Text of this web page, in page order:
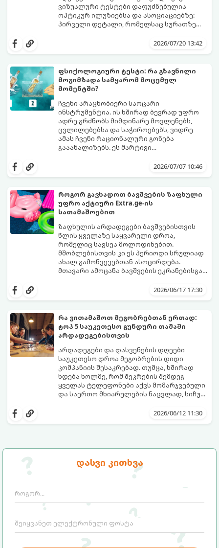
დასვი კითხვა
ვიზუალური ტესტები დაფუძნებულია
ოპტიკურ ილუზიებსა და ასოციაციებზე:
პირველი დეტალი, რომელსაც სურათზე
პიროვნების ფარულ მხარეებზე,2026/07/20 13:42
ფსიქოლოგიური ტესტი: რა გზავნილი
მოგიმზადა სამყარომ მოცემულ
მომენტში?
ჩვენი არაცნობიერი საოცარი
ინსტრუმენტია. ის ხშირად ბევრად უფრო
ადრე გრძნობს მიმდინარე მოვლენებს,
ცვლილებებსა და საჭიროებებს, ვიდრე
ამას ჩვენი რაციონალური გონება
გააანალიზებს. ეს მარტივი
ასოციაციურ აღქმაზეა დაფუძნებული,
თქვენთვის ცხოვრების ამ ეტაპზე.
აირჩიეთ სამი წერილიდან ის ერთი,
2026/07/07 10:46
როგორ გავხადოთ ბავშვების ზაფხული
უფრო აქტიური Extra.ge-ის
სათამაშოებით
ზაფხულის არდადეგები ბავშვებისთვის
წლის ყველაზე საყვარელი დროა,
რომელიც სავსეა მოლოდინებით.
მშობლებისთვის კი ეს პერიოდი სრულიად
ახალ გამოწვევებთან ასოცირდება.
მთავარი ამოცანა ბავშვების ეკრანებისგან
მიმართვაა. მნიშვნელოვანია მათთვის
ჯანსაღი რუტინა დასვენების დღეებშიც
აუცილებელია.
მარკეტფლეისი საქართველოში,
დაგეხმარებათ. აქ ყველა ასაკისა და
ინტერესის მქონე ბავშვისთვის მოიძებნება
იდეალური გასართობი საშუალება.
2026/06/17 17:30
რა ვითამაშოთ მეგობრებთან ერთად:
ტოპ 5 საუკეთესო გუნდური თამაში
არდადეგებისთვის
არდადეგები და დასვენების დღეები
საუკეთესო დროა მეგობრების დიდი
კომპანიის შესაკრებად. თუმცა, ხშირად
ხდება ხოლმე, რომ შეკრების შემდეგ
ყველას ტელეფონები აქვს მომარჯვებული
და საერთო მხიარულების ნაცვლად, სიჩუმე
დასაღწევად და ნამდვილი, ცოცხალი
იუმორით სავსე აქტივობები მეგობრებს
თქვენს არდადეგებს ნამდვილ
2026/06/12 11:30